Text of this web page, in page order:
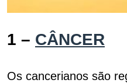
1 – CÂNCER
Os cancerianos são